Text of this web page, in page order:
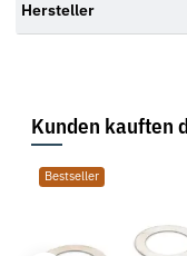
Hersteller
Kunden kauften
Bestseller